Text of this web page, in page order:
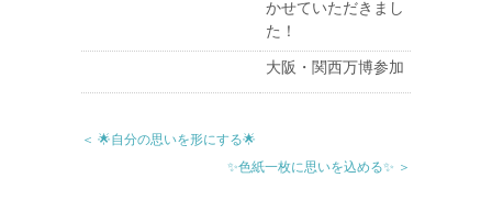
かせていただきまし
た！
大阪・関西万博参加
＜ 🌟自分の思いを形にする🌟
✨色紙一枚に思いを込める✨ ＞